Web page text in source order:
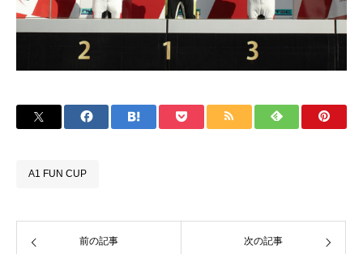
A1 FUN CUP
前の記事 次の記事